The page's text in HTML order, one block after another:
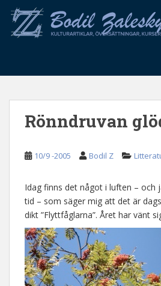
o
Rönndruvan
10/9 -2005 Bodil Z
Idag finns det något i luften – och
tid – som säger mig att det är
dikt ”Flyttfåglarna”. Året har vänt